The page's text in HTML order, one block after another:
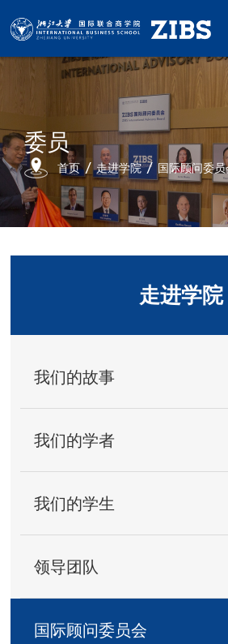
委员
首页 走进学院 国际顾问委员
走进学院
我们的故事
我们的学者
我们的学生
领导团队
国际顾问委员会